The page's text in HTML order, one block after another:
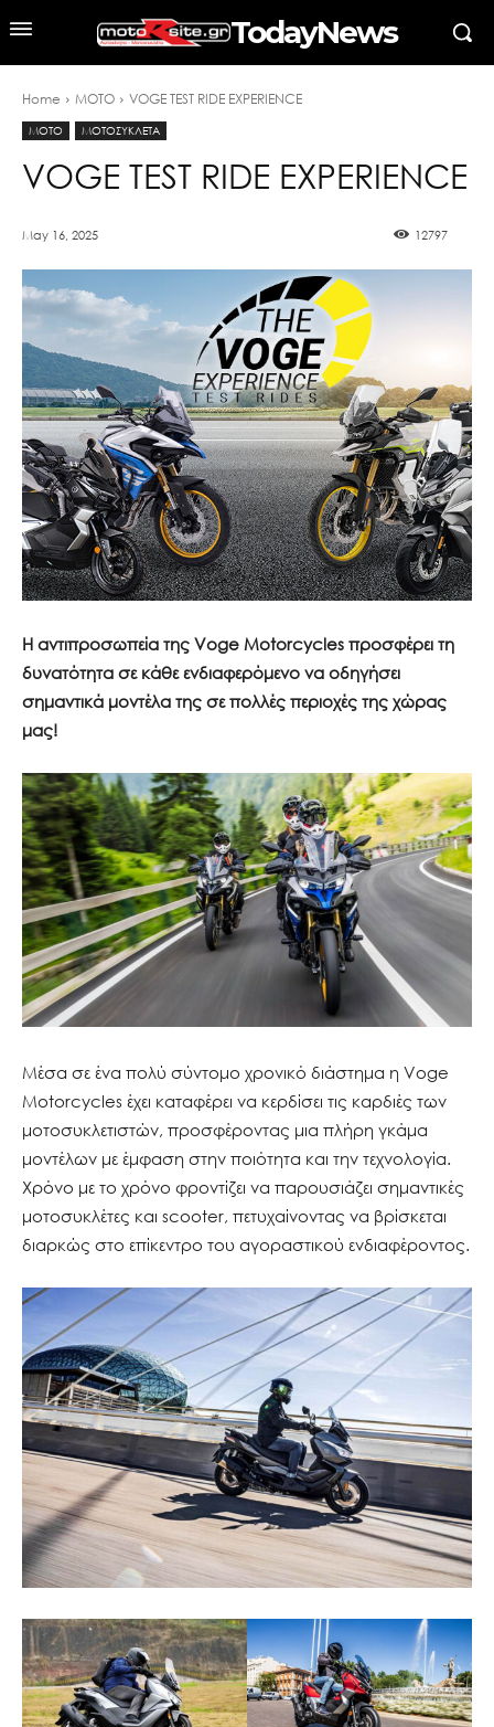
TodayNews
Home MOTO VOGE TEST RIDE EXPERIENCE
MOTO ΜΟΤΟΣΥΚΛΕΤΑ
VOGE TEST RIDE EXPERIENCE
May 16, 2025 12797
Η αντιπροσωπεία της Voge Motorcycles προσφέρει τη
δυνατότητα σε κάθε ενδιαφερόμενο να οδηγήσει
σημαντικά μοντέλα της σε πολλές περιοχές της χώρας
μας!
Μέσα σε ένα πολύ σύντομο χρονικό διάστημα η Voge
Motorcycles έχει καταφέρει να κερδίσει τις καρδιές των
μοτοσυκλετιστών, προσφέροντας μια πλήρη γκάμα
μοντέλων με έμφαση στην ποιότητα και την τεχνολογία.
Χρόνο με το χρόνο φροντίζει να παρουσιάζει σημαντικές
μοτοσυκλέτες και scooter, πετυχαίνοντας να βρίσκεται
διαρκώς στο επίκεντρο του αγοραστικού ενδιαφέροντος.